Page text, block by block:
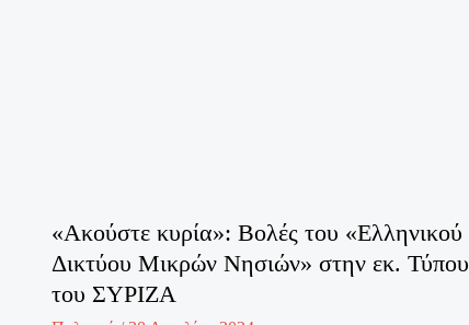
«Ακούστε κυρία»: Βολές του «Ελληνικού
Δικτύου Μικρών Νησιών» στην εκ. Τύπου
του ΣΥΡΙΖΑ